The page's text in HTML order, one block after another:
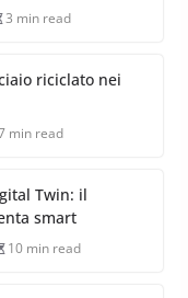
3 min read
riciclato nei
min read
Twin: il
smart
10 min read